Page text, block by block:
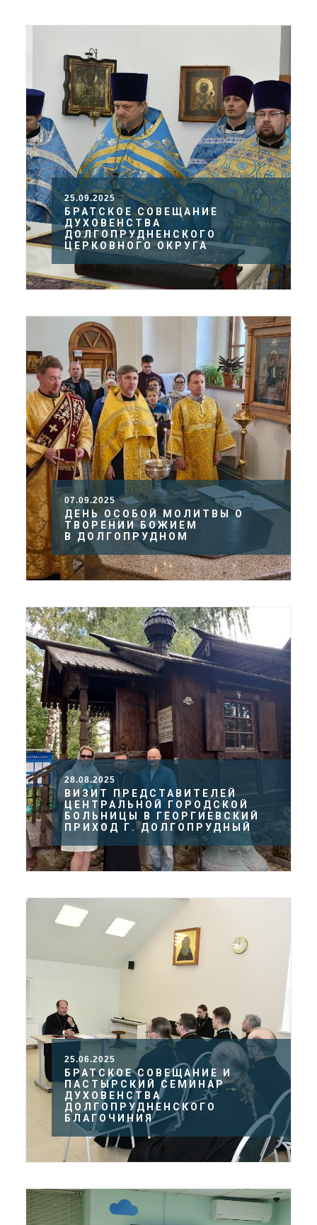
25.09.2025
БРАТСКОЕ СОВЕЩАНИЕ
ДУХОВЕНСТВА
ДОЛГОПРУДНЕНСКОГО
ЦЕРКОВНОГО ОКРУГА
07.09.2025
ДЕНЬ ОСОБОЙ МОЛИТВЫ О
ТВОРЕНИИ БОЖИЕМ
В ДОЛГОПРУДНОМ
28.08.2025
ВИЗИТ ПРЕДСТАВИТЕЛЕЙ
ЦЕНТРАЛЬНОЙ ГОРОДСКОЙ
БОЛЬНИЦЫ В ГЕОРГИЕВСКИЙ
ПРИХОД Г. ДОЛГОПРУДНЫЙ
25.06.2025
БРАТСКОЕ СОВЕЩАНИЕ И
ПАСТЫРСКИЙ СЕМИНАР
ДУХОВЕНСТВА
ДОЛГОПРУДНЕНСКОГО
БЛАГОЧИНИЯ